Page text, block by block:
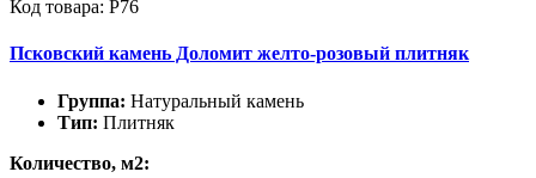
Код товара: Р76
Псковский камень Доломит желто-розовый плитняк
Группа: Натуральный камень
Тип: Плитняк
Количество, м2: